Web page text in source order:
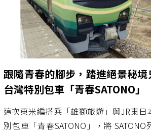
跟隨青春的腳步，踏進絕景秘境
台灣特別包車「青春SATONO」
這次東米編搭乘「雄獅旅遊」與JR東日
別包車「青春SATONO」，將 SATONO